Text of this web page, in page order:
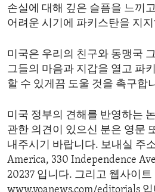
손실에 대해 깊은 슬픔을 느끼
어려운 시기에 파키스탄을 지
미국은 우리의 친구와 동맹국
그들의 마음과 지갑을 열고 파
할 수 있게끔 도울 것을 촉구합
미국 정부의 견해를 반영하는
관한 의견이 있으신 분은 영문
내주시기 바랍니다. 보내실 주
America, 330 Independence
20237 입니다. 그리고 웹사이트